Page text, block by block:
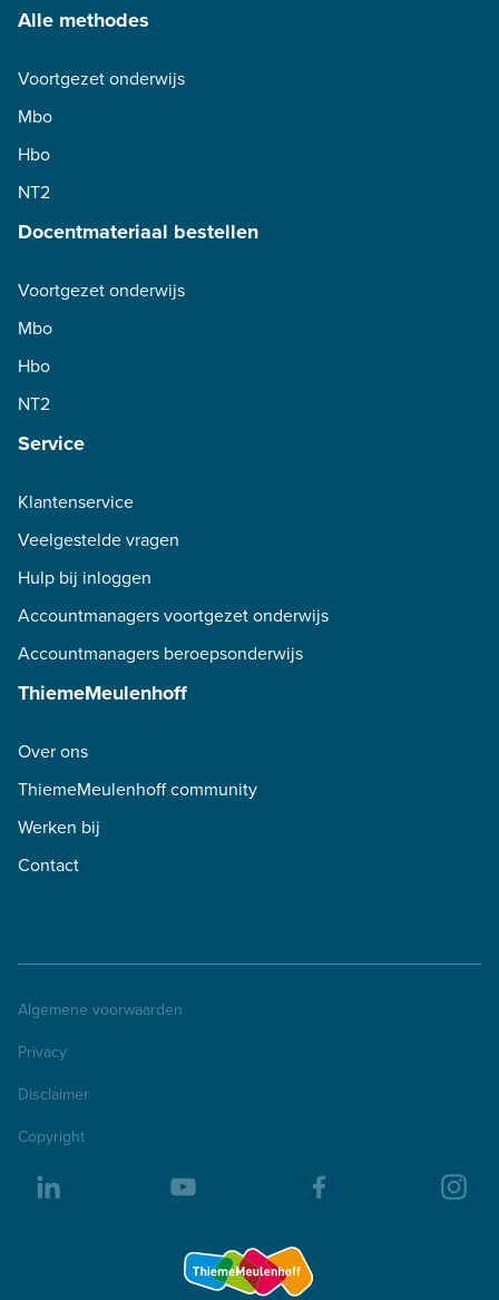
Alle methodes
Voortgezet onderwijs
Mbo
Hbo
NT2
Docentmateriaal bestellen
Voortgezet onderwijs
Mbo
Hbo
NT2
Service
Klantenservice
Veelgestelde vragen
Hulp bij inloggen
Accountmanagers voortgezet onderwijs
Accountmanagers beroepsonderwijs
ThiemeMeulenhoff
Over ons
ThiemeMeulenhoff community
Werken bij
Contact
Algemene voorwaarden
Privacy
Disclaimer
Copyright